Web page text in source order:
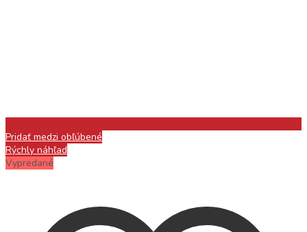
Pridať medzi obľúbené
Rýchly náhľad
Vypredané